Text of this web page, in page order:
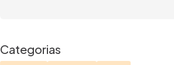
Categorias